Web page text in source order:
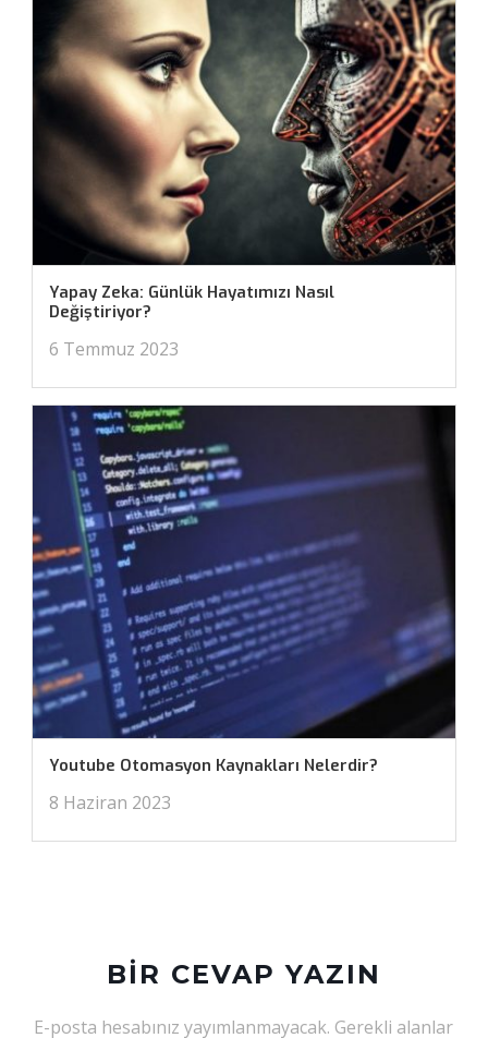
Yapay Zeka: Günlük Hayatımızı Nasıl
Değiştiriyor?
6 Temmuz 2023
Youtube Otomasyon Kaynakları Nelerdir?
8 Haziran 2023
BIR CEVAP YAZIN
E-posta hesabınız yayımlanmayacak. Gerekli alanlar